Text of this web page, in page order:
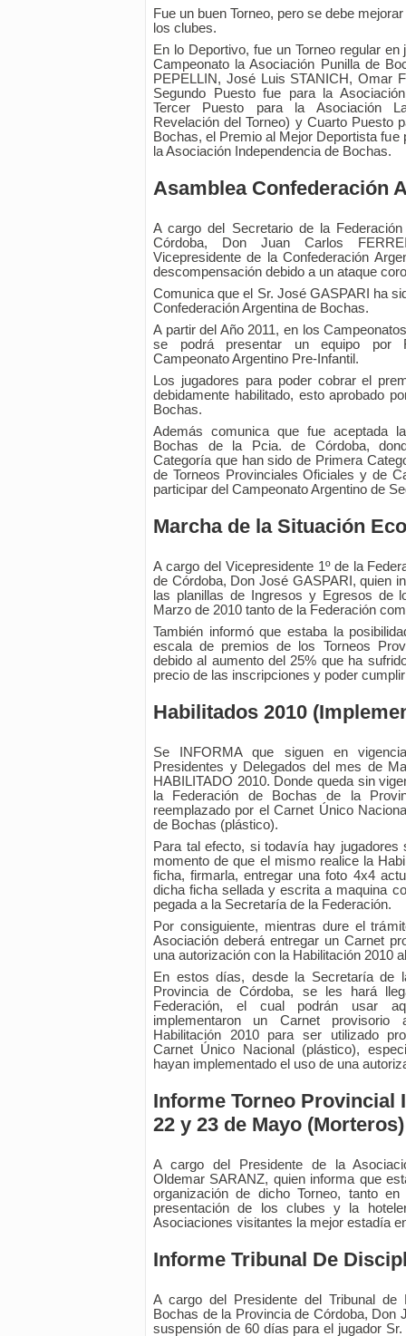
Fue un buen Torneo, pero se debe
los clubes.
En lo Deportivo, fue un Torneo regular
Campeonato la Asociación Punilla de
PEPELLIN, José Luis STANICH, Omar
Segundo Puesto fue para la
Tercer Puesto para la Asociación
Revelación del Torneo) y Cuarto Puesto
Bochas, el Premio al Mejor Deportista fue
la Asociación Independencia de Bochas.
Asamblea Confederación
A cargo del Secretario de la
Córdoba, Don Juan Carlos
Vicepresidente de la Confederación
descompensación debido a un ataque
Comunica que el Sr. José GASPARI ha
Confederación Argentina de Bochas.
A partir del Año 2011, en los
se podrá presentar un equipo por
Campeonato Argentino Pre-Infantil.
Los jugadores para poder cobrar el
debidamente habilitado, esto aprobado
Bochas.
Además comunica que fue aceptada
Bochas de la Pcia. de Córdoba,
Categoría que han sido de Primera
de Torneos Provinciales Oficiales y de
participar del Campeonato Argentino de
Marcha de la Situación
A cargo del Vicepresidente 1º de la
de Córdoba, Don José GASPARI, quien
las planillas de Ingresos y Egresos de
Marzo de 2010 tanto de la Federación
También informó que estaba la
escala de premios de los Torneos
debido al aumento del 25% que ha
precio de las inscripciones y poder
Habilitados 2010
Se INFORMA que siguen en
Presidentes y Delegados del mes de
HABILITADO 2010. Donde queda sin
la Federación de Bochas de la
reemplazado por el Carnet Único
de Bochas (plástico).
Para tal efecto, si todavía hay
momento de que el mismo realice la
ficha, firmarla, entregar una foto 4x4
dicha ficha sellada y escrita a maquina
pegada a la Secretaría de la Federación.
Por consiguiente, mientras dure el
Asociación deberá entregar un Carnet
una autorización con la Habilitación 2010
En estos días, desde la Secretaría de
Provincia de Córdoba, se les hará
Federación, el cual podrán usar
implementaron un Carnet
Habilitación 2010 para ser utilizado
Carnet Único Nacional (plástico),
hayan implementado el uso de una
Informe Torneo Provincial
22 y 23 de Mayo (Morteros)
A cargo del Presidente de la
Oldemar SARANZ, quien informa que
organización de dicho Torneo, tanto
presentación de los clubes y la
Asociaciones visitantes la mejor estadía
Informe Tribunal De
A cargo del Presidente del Tribunal de
Bochas de la Provincia de Córdoba, Don
suspensión de 60 días para el jugador